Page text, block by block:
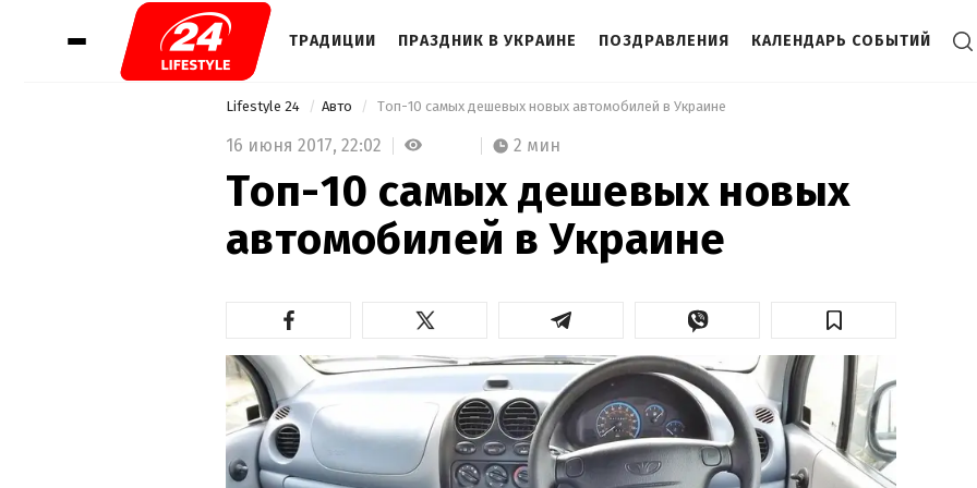
ТРАДИЦИИ ПРАЗДНИК В УКРАИНЕ ПОЗДРАВЛЕНИЯ КАЛЕНДАРЬ СОБЫТИЙ
Lifestyle 24 Авто Топ-10 самых дешевых новых автомобилей в Украине
16 июня 2017, 22:02 2 мин
Топ-10 самых дешевых новых
автомобилей в Украине